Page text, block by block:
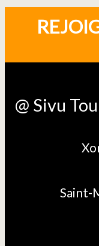
@ Sivu
Saint-